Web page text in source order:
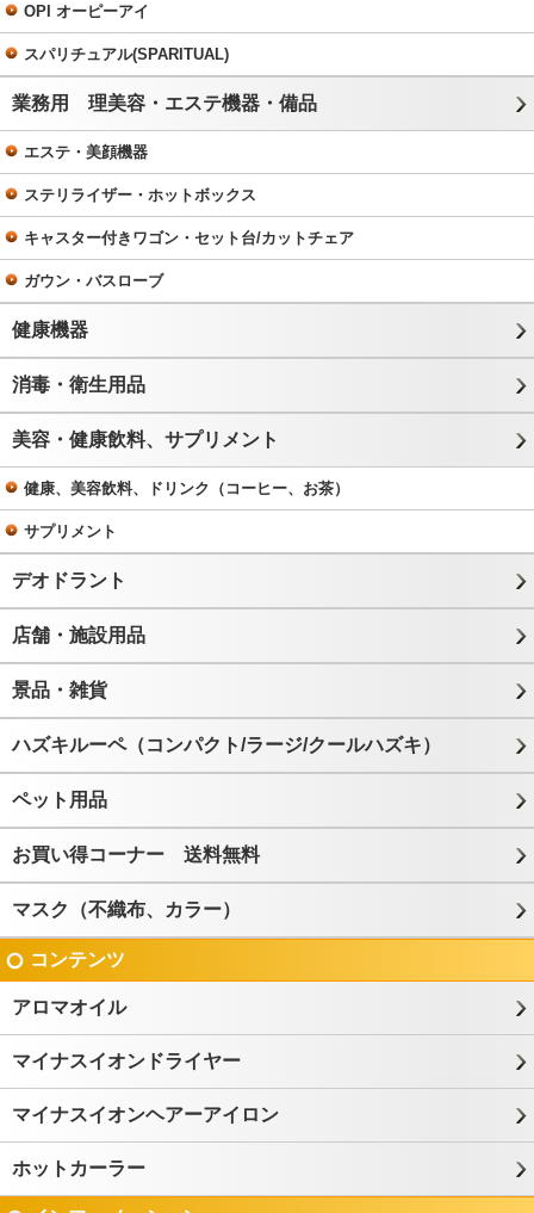
OPI オーピーアイ
スパリチュアル(SPARITUAL)
業務用 理美容・エステ機器・備品
エステ・美顔機器
ステリライザー・ホットボックス
キャスター付きワゴン・セット台/カットチェア
ガウン・バスローブ
健康機器
消毒・衛生用品
美容・健康飲料、サプリメント
健康、美容飲料、ドリンク（コーヒー、お茶）
サプリメント
デオドラント
店舗・施設用品
景品・雑貨
ハズキルーペ（コンパクト/ラージ/クールハズキ）
ペット用品
お買い得コーナー 送料無料
マスク（不織布、カラー）
コンテンツ
アロマオイル
マイナスイオンドライヤー
マイナスイオンヘアーアイロン
ホットカーラー